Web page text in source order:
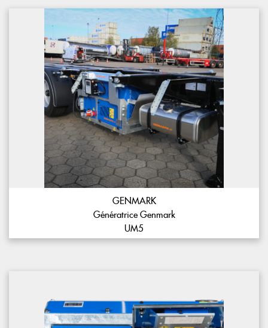
GENMARK
Génératrice Genmark
UM5